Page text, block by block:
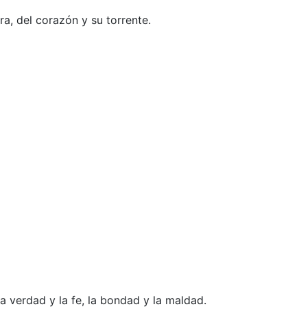
del corazón y su torrente.
verdad y la fe, la bondad y la maldad.